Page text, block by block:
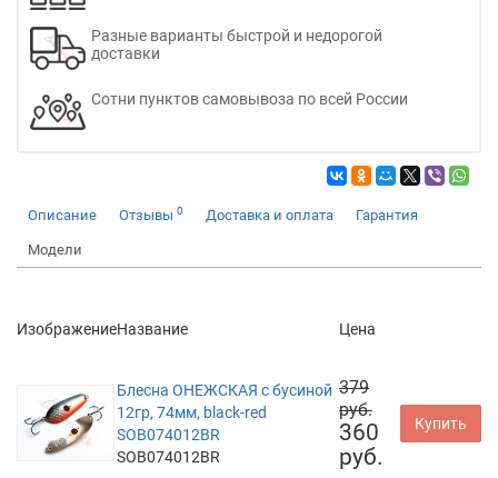
Разные варианты быстрой и недорогой
доставки
Сотни пунктов самовывоза по всей России
Описание Отзывы 0 Доставка и оплата Гарантия
Модели
ИзображениеНазвание Цена
Блесна ОНЕЖСКАЯ с бусиной
12гр, 74мм, black-red
SOB074012BR
SOB074012BR
379
руб.
360
руб.
Купить